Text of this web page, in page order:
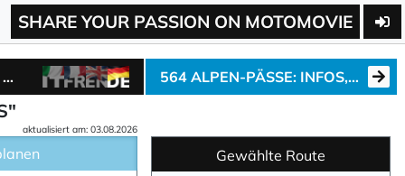
SHARE YOUR PASSION ON MOTOMOVIE
ALPEN-MARATHON „7/6/50“ – ALPENPÄSSE-TOUR ERSTELLEN, BEI DER CHALLENGE MITMACHEN ODER ALPENPÄSSE-POSTER BESTELLEN. 564 ALPEN-PÄSSE: INFOS, VIDEOS, HOTELS ...
aktualisiert am: 03.08.2026
Gewählte Route